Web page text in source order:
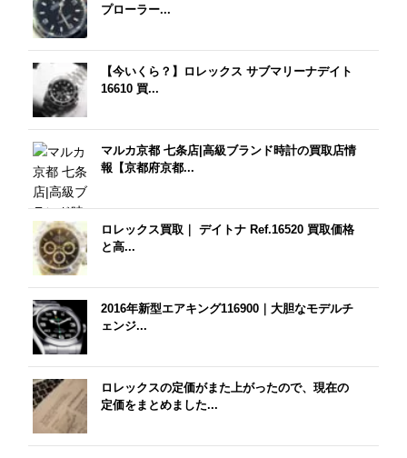
プローラー...
【今いくら？】ロレックス サブマリーナデイト
16610 買...
マルカ京都 七条店|高級ブランド時計の買取店情
報【京都府京都...
ロレックス買取｜ デイトナ Ref.16520 買取価格
と高...
2016年新型エアキング116900｜大胆なモデルチ
ェンジ...
ロレックスの定価がまた上がったので、現在の
定価をまとめました...